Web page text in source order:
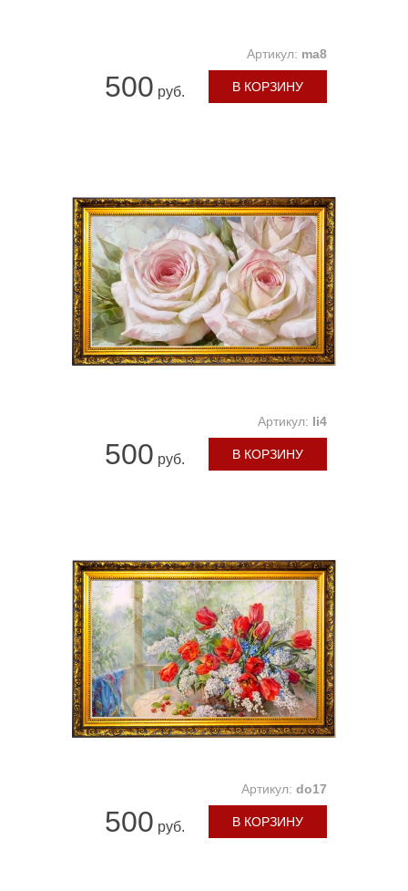
Артикул: ma8
500 руб. В КОРЗИНУ
Артикул: li4
500 руб. В КОРЗИНУ
Артикул: do17
500 руб. В КОРЗИНУ